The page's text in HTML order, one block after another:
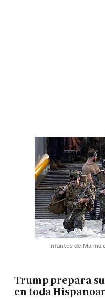
Infantes de Marina
Trump prepara
en toda